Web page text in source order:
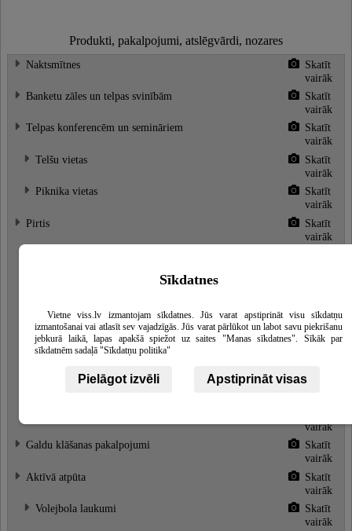
Produkti, pakalpojumi, atslēgvārdi, nozares
Naktsmītnes
Skatīt
vairāk
Banketu zāles un telpas svinībām
Skatīt
vairāk
Telpas konferencēm un semināriem
Skatīt
vairāk
Telšu vietas
Skatīt
vairāk
Piknika vietas
Skatīt
vairāk
Pirtis
Skatīt
vairāk
Viesu mājas
Skatīt
vairāk
3-vietīgi numuri
2-vietīgi numuri
Skatīt
vairāk
Galdu klāšanas pakalpojumi
Skatīt
vairāk
Aktīvā atpūta
Skatīt
vairāk
Volejbola laukumi
Skatīt
vairāk
Sīkdatnes
Vietne viss.lv izmantojam sīkdatnes. Jūs varat apstiprināt visu sīkdatņu
izmantošanai vai atlasīt sev vajadzīgās. Jūs varat pārlūkot un labot savu piekrišanu
jebkurā laikā, lapas apakšā spiežot uz saites "Manas sīkdatnes". Sīkāk par
sīkdatnēm sadaļā "Sīkdatņu politika"
Pielāgot izvēli Apstiprināt visas